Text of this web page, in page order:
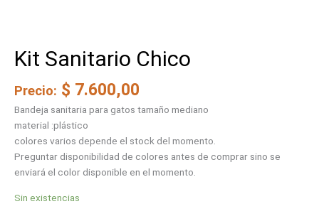
Kit Sanitario Chico
Precio: $ 7.600,00
Bandeja sanitaria para gatos tamaño mediano
material :plástico
colores varios depende el stock del momento.
Preguntar disponibilidad de colores antes de comprar sino se
enviará el color disponible en el momento.
Sin existencias